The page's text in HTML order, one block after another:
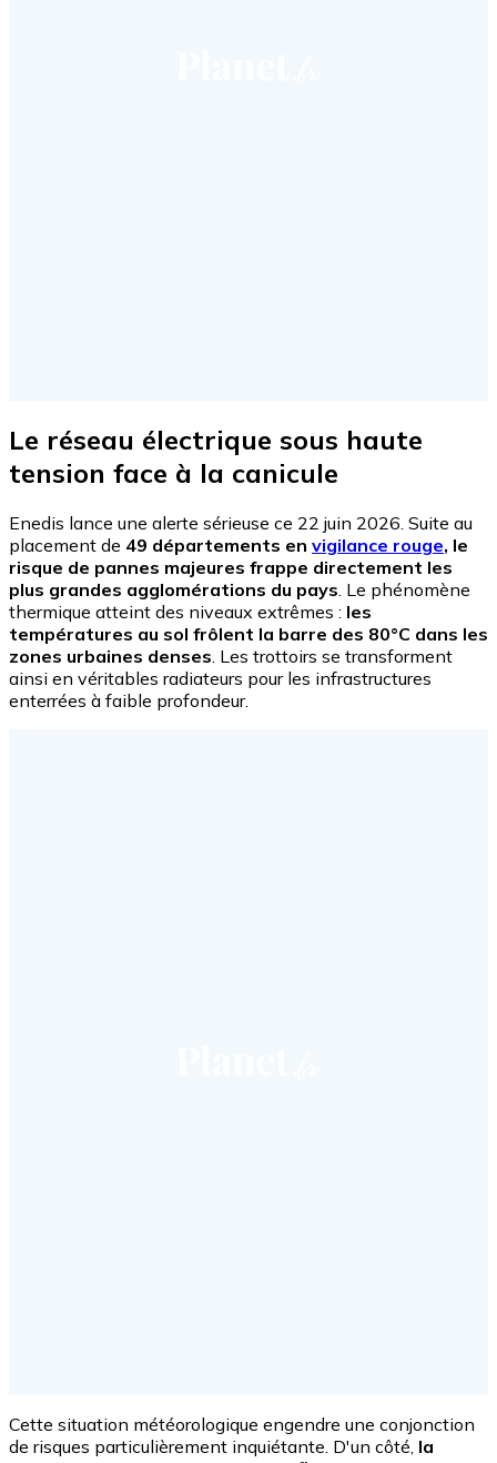
Le réseau électrique sous haute
tension face à la canicule
Enedis lance une alerte sérieuse ce 22 juin 2026. Suite au
placement de 49 départements en vigilance rouge, le
risque de pannes majeures frappe directement les
plus grandes agglomérations du pays . Le phénomène
thermique atteint des niveaux extrêmes : les
températures au sol frôlent la barre des 80°C dans les
zones urbaines denses . Les trottoirs se transforment
ainsi en véritables radiateurs pour les infrastructures
enterrées à faible profondeur.
Cette situation météorologique engendre une conjonction
de risques particulièrement inquiétante. D'un côté, la